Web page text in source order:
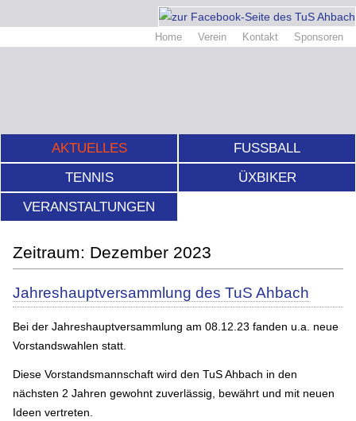
Home Verein Kontakt Sponsoren
AKTUELLES
FUSSBALL
TENNIS
ÜXBIKER
VERANSTALTUNGEN
Dezember 2023
Jahreshauptversammlung des TuS Ahbach
Bei der Jahreshauptversammlung am 08.12.23 fanden u.a. neue
Vorstandswahlen statt.
Diese Vorstandsmannschaft wird den TuS Ahbach in den
nächsten 2 Jahren gewohnt zuverlässig, bewährt und mit neuen
Ideen vertreten.